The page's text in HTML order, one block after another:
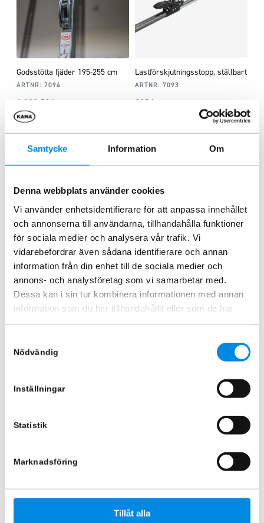
Samtycke Information Om
Denna webbplats använder cookies
Vi använder enhetsidentifierare för att anpassa innehållet
och annonserna till användarna, tillhandahålla funktioner
för sociala medier och analysera vår trafik. Vi
vidarebefordrar även sådana identifierare och annan
information från din enhet till de sociala medier och
annons- och analysföretag som vi samarbetar med.
Dessa kan i sin tur kombinera informationen med annan
information som du har tillhandahållit eller som de har
Nödvändig
Inställningar
Statistik
Marknadsföring
Tillåt alla
Godsstötta fjäder 195-255 cm
ARTNR: 7094
1 282,50 kr
Inkl. moms
Lägg i varukorg
Lastförskjutningsstopp, ställbart
ARTNR: 7093
935kr
Lägg i varukorg
Liknande produkter
cm
1 411,25
Inkl. moms
Godsstötta fjäder 195-255 cm